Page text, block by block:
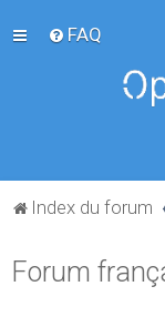
FAQ
Index du forum
Forum